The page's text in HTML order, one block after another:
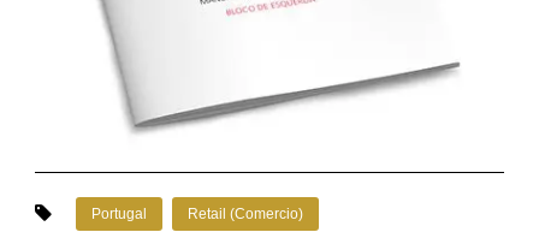
Portugal Retail (Comercio)